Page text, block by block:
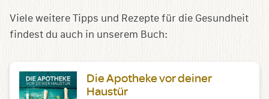
Viele weitere Tipps und Rezepte für die Gesundheit
findest du auch in unserem Buch:
Die Apotheke vor deiner
Haustür